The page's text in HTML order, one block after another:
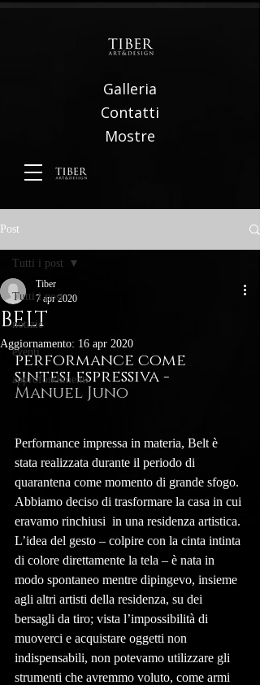
Galleria
Contatti
Mostre
Post
Tutti i post
notizie
eventi
approfondimenti
Tutti i post
BELT
Tiber
7 apr 2020
Aggiornamento: 16 apr 2020
performance come
sintesi espressiva -
Manuel Juno
Performance impressa in materia, Belt è
stata realizzata durante il periodo di
quarantena come momento di grande sfogo.
Abbiamo deciso di trasformare la casa in cui
eravamo rinchiusi  in una residenza artistica.
L’idea del gesto – colpire con la cinta intinta
di colore direttamente la tela – è nata in
modo spontaneo mentre dipingevo, insieme
agli altri artisti della residenza, su dei
bersagli da tiro; vista l’impossibilità di
muoverci e acquistare oggetti non
indispensabili, non potevamo utilizzare gli
strumenti che avremmo voluto, come armi